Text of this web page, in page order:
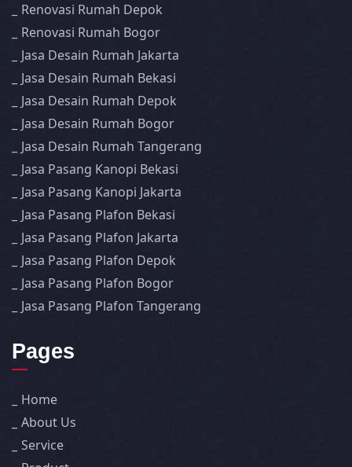
Renovasi Rumah Depok
Renovasi Rumah Bogor
Jasa Desain Rumah Jakarta
Jasa Desain Rumah Bekasi
Jasa Desain Rumah Depok
Jasa Desain Rumah Bogor
Jasa Desain Rumah Tangerang
Jasa Pasang Kanopi Bekasi
Jasa Pasang Kanopi Jakarta
Jasa Pasang Plafon Bekasi
Jasa Pasang Plafon Jakarta
Jasa Pasang Plafon Depok
Jasa Pasang Plafon Bogor
Jasa Pasang Plafon Tangerang
Pages
Home
About Us
Service